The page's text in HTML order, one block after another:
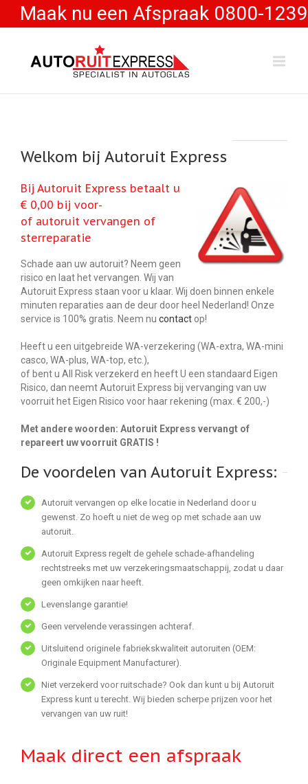
Maak nu een Afspraak 0800-1239
Welkom bij Autoruit Express
Bij Autoruit Express betaalt u
€ 0,00 bij voor-
of autoruit vervangen of
sterreparatie
Schade aan uw autoruit? Neem geen
risico en laat het vervangen. Wij van
Autoruit Express staan voor u klaar. Wij doen binnen enkele
minuten reparaties aan de deur door heel Nederland! Onze
service is 100% gratis. Neem nu contact op!
Heeft u een uitgebreide WA-verzekering (WA-extra, WA-mini
casco, WA-plus, WA-top, etc.),
of bent u All Risk verzekerd en heeft U een standaard Eigen
Risico, dan neemt Autoruit Express bij vervanging van uw
voorruit het Eigen Risico voor haar rekening (max. € 200,-)
Met andere woorden: Autoruit Express vervangt of
repareert uw voorruit GRATIS !
De voordelen van Autoruit Express:
Autoruit vervangen op elke locatie in Nederland door u
gewenst. Zo hoeft u niet de weg op met schade aan uw
autoruit.
Autoruit Express regelt de gehele schade-afhandeling
rechtstreeks met uw verzekeringsmaatschappij, zodat u daar
geen omkijken naar heeft.
Levenslange garantie!
Geen vervelende verassingen achteraf.
Uitsluitend originele fabriekskwaliteit autoruiten (OEM:
Originale Equipment Manufacturer).
Niet verzekerd voor ruitschade? Ook dan kunt u bij Autoruit
Express kunt u terecht. Wij bieden scherpe prijzen voor het
vervangen van uw ruit!
Maak direct een afspraak